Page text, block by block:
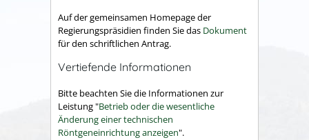
Auf der gemeinsamen Homepage der
Regierungspräsidien finden Sie das Dokument
für den schriftlichen Antrag.
Vertiefende Informationen
Bitte beachten Sie die Informationen zur
Leistung "Betrieb oder die wesentliche
Änderung einer technischen
Röntgeneinrichtung anzeigen".